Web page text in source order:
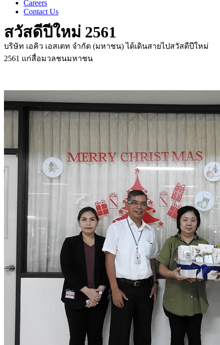
Careers
Contact Us
สวัสดีปีใหม่ 2561
บริษัท เอคิว เอสเตท จำกัด (มหาชน) ได้เดินสายไปสวัสดีปีใหม่
2561 แก่สื่อมวลชนมหาชน